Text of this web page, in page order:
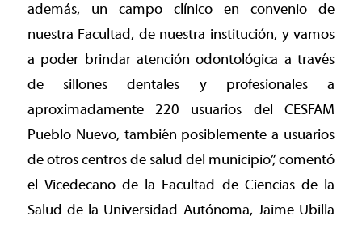
además, un campo clínico en convenio de
nuestra Facultad, de nuestra institución, y vamos
a poder brindar atención odontológica a través
de sillones dentales y profesionales a
aproximadamente 220 usuarios del CESFAM
Pueblo Nuevo, también posiblemente a usuarios
de otros centros de salud del municipio”, comentó
el Vicedecano de la Facultad de Ciencias de la
Salud de la Universidad Autónoma, Jaime Ubilla